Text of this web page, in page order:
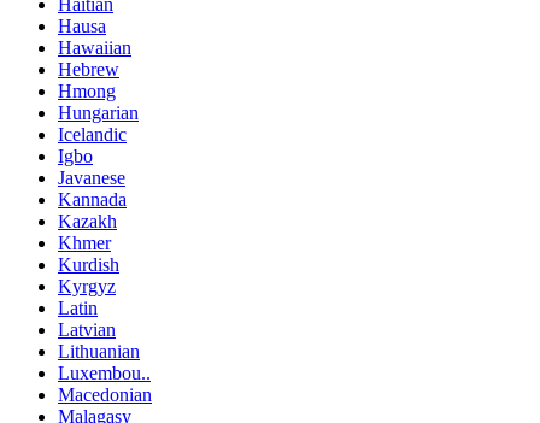
Hausa
Hawaiian
Hebrew
Hmong
Hungarian
Icelandic
Igbo
Javanese
Kannada
Kazakh
Khmer
Kurdish
Kyrgyz
Latin
Latvian
Lithuanian
Luxembou..
Macedonian
Malagasy